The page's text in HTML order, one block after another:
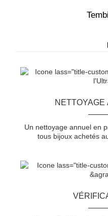
NETTOYAGE
Un nettoyage annuel en
tous bijoux achetés